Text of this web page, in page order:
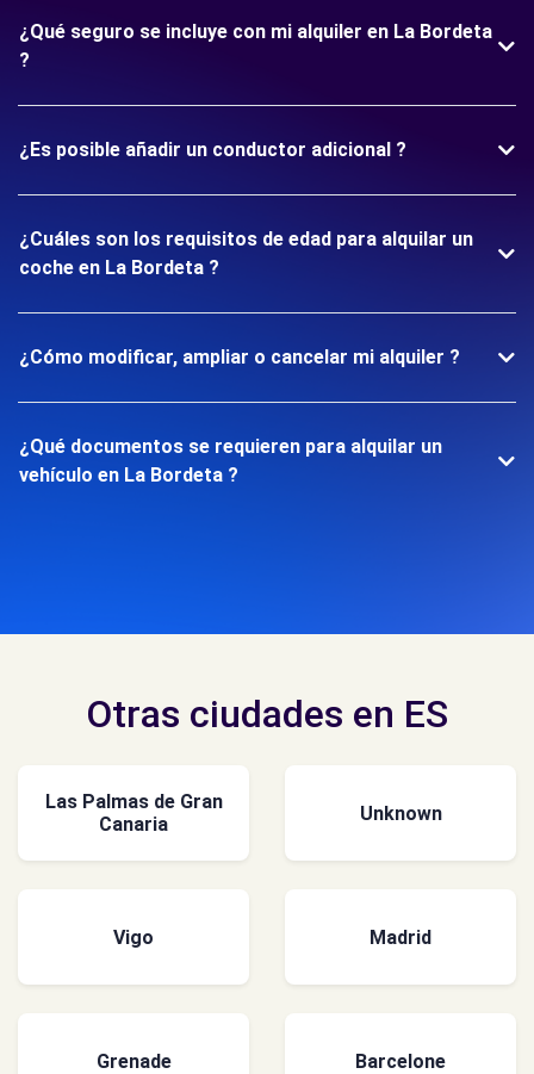
¿Qué seguro se incluye con mi alquiler en La Bordeta
?
¿Es posible añadir un conductor adicional ?
¿Cuáles son los requisitos de edad para alquilar un
coche en La Bordeta ?
¿Cómo modificar, ampliar o cancelar mi alquiler ?
¿Qué documentos se requieren para alquilar un
vehículo en La Bordeta ?
Otras ciudades en ES
Las Palmas de Gran
Canaria
Unknown
Vigo Madrid
Grenade Barcelone